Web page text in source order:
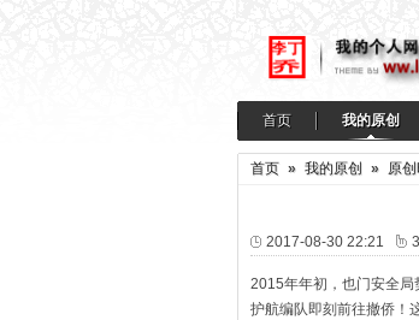
首页 我的原创
首页 » 我的原创 » 原
2017-08-30 22:21
2015年年初，也门安全局
护航编队即刻前往撤侨！